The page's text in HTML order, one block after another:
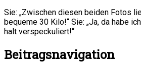
Sie: „Zwischen diesen beiden Fotos
bequeme 30 Kilo!“ Sie: „Ja, da habe
halt verspeckuliert!“
Beitragsnavigation